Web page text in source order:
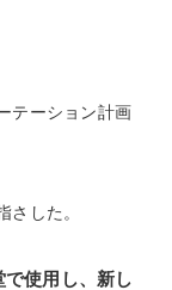
テーション計画
さした。
で使用し、新し